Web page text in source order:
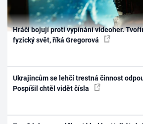
Hráči bojují proti vypínání videoher.
fyzický svět, říká Gregorová
Ukrajincům se lehčí trestná činnost
Pospíšil chtěl vidět čísla